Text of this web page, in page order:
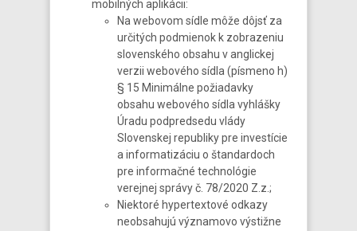
mobilných aplikácii:
Na webovom sídle môže dôjsť za
určitých podmienok k zobrazeniu
slovenského obsahu v anglickej
verzii webového sídla (písmeno h)
§ 15 Minimálne požiadavky
obsahu webového sídla vyhlášky
Úradu podpredsedu vlády
Slovenskej republiky pre investície
a informatizáciu o štandardoch
pre informačné technológie
verejnej správy č. 78/2020 Z.z.;
Niektoré hypertextové odkazy
neobsahujú významovo výstižne